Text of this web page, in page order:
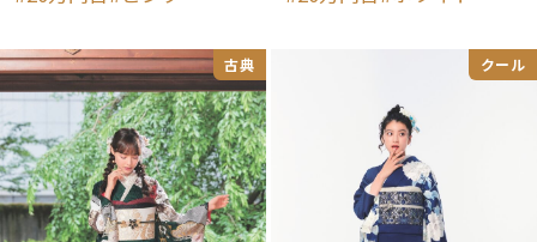
古典 クール